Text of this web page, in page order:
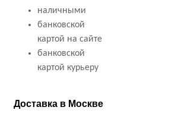
наличными
банковской
картой на сайте
банковской
картой курьеру
Доставка в Москве